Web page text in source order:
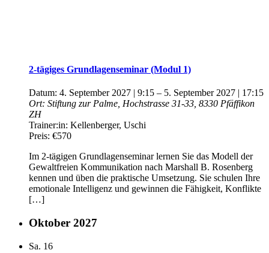
2-tägiges Grundlagenseminar (Modul 1)
Datum: 4. September 2027 | 9:15 – 5. September 2027 | 17:15
Ort: Stiftung zur Palme, Hochstrasse 31-33, 8330 Pfäffikon
ZH
Trainer:in: Kellenberger, Uschi
Preis: €570
Im 2-tägigen Grundlagenseminar lernen Sie das Modell der
Gewaltfreien Kommunikation nach Marshall B. Rosenberg
kennen und üben die praktische Umsetzung. Sie schulen Ihre
emotionale Intelligenz und gewinnen die Fähigkeit, Konflikte
[…]
Oktober 2027
Sa. 16